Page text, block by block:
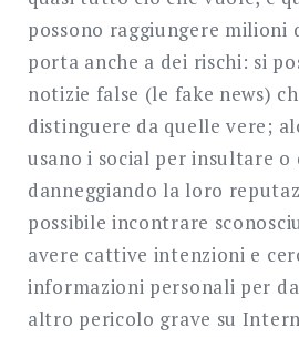
possono raggiungere milioni
porta anche a dei rischi: si
notizie false (le fake news)
distinguere da quelle vere;
usano i social per insultare
danneggiando la loro
possibile incontrare
avere cattive intenzioni e
informazioni personali per
altro pericolo grave su